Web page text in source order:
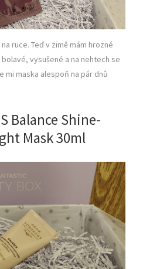
ruce. Teď v zimě mám hrozné
vysušené a na nehtech se
mi maska alespoň na pár dnů
Balance Shine-
Mask 30ml